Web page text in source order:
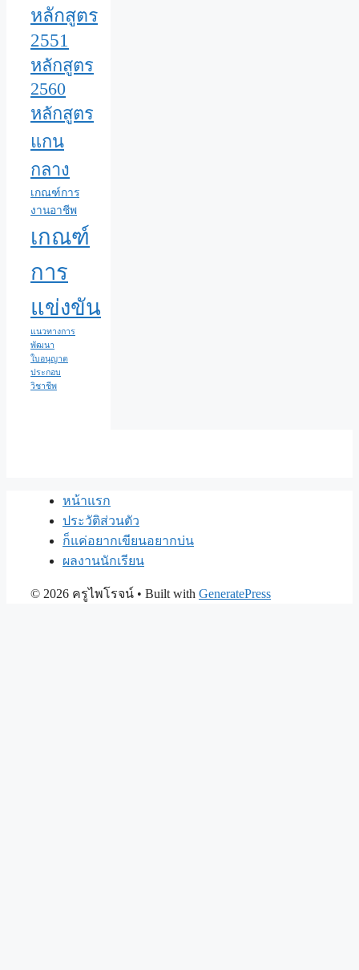
หลักสูตร
2551
หลักสูตร
2560
หลักสูตร
แกน
กลาง
เกณฑ์การ
งานอาชีพ
เกณฑ์
การ
แข่งขัน
แนวทางการ
พัฒนา
ใบอนุญาต
ประกอบ
วิชาชีพ
หน้าแรก
ประวัติส่วนตัว
ก็แค่อยากเขียนอยากบ่น
ผลงานนักเรียน
© 2026 ครูไพโรจน์ • Built with GeneratePress